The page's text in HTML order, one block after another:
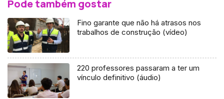
Pode também gostar
Fino garante que não há atrasos nos
trabalhos de construção (vídeo)
220 professores passaram a ter um
vínculo definitivo (áudio)